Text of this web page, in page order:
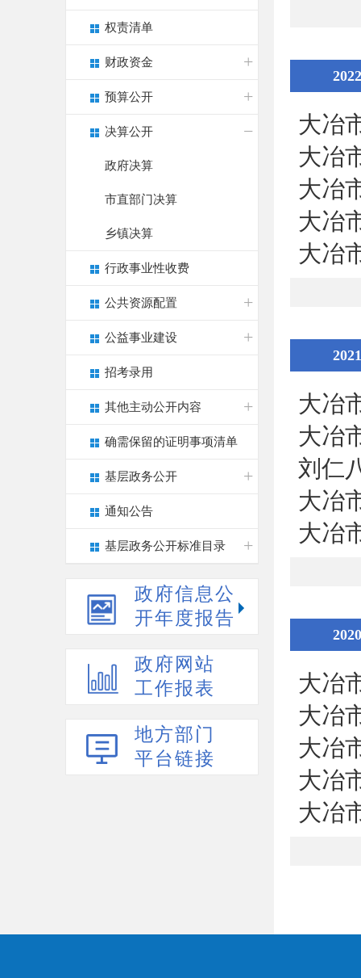
权责清单
财政资金
预算公开
决算公开
政府决算
市直部门决算
乡镇决算
行政事业性收费
公共资源配置
公益事业建设
招考录用
其他主动公开内容
确需保留的证明事项清单
基层政务公开
通知公告
基层政务公开标准目录
政府信息公
开年度报告
政府网站
工作报表
地方部门
平台链接
大冶
大冶
大冶
大冶
大冶
大冶
大冶
刘仁
大冶
大冶
大冶
大冶
大冶
大冶
大冶